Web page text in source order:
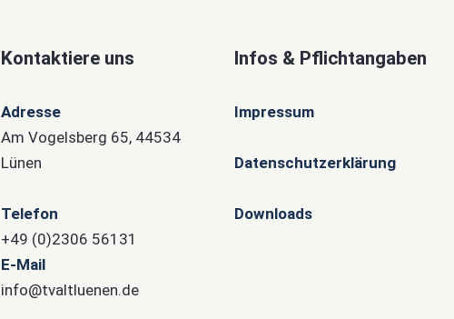
Kontaktiere uns
Adresse
Am Vogelsberg 65, 44534
Lünen
Telefon
+49 (0)2306 56131
E-Mail
info@tvaltluenen.de
Infos & Pflichtangaben
Impressum
Datenschutzerklärung
Downloads